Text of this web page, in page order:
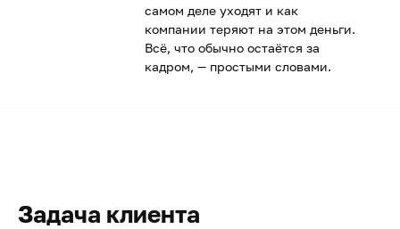
самом деле уходят и как
компании теряют на этом деньги.
Всё, что обычно остаётся за
кадром, — простыми словами.
Задача клиента